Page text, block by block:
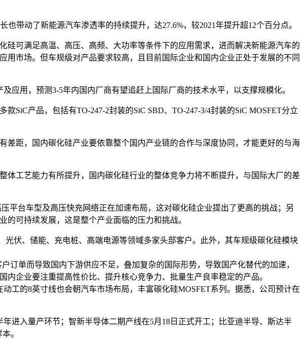
带动了新能源汽车渗透率的持续提升，达27.6%，较2021年提升超12个百分点。
可满足高温、高压、高频、大功率等条件下的应用需求，进而解决新能源汽车的
市场。但车规级对产品要求较高，且目前国际企业和国内企业正处于发展的不同
应用，预测3-5年内国内厂商有望追赶上国际厂商的技术水平，以支撑规模化。
SiC产品，包括有TO-247-2封装的SiC SBD、TO-247-3/4封装的SiC MOSFET分立
距，国内碳化硅产业要依靠整个国内产业链的合作与深度协同，才能更好的与海
工艺能力有所提升，国内碳化硅行业的整体竞争力将不断提升，与国际大厂的差
平台车型及高压快充网络正在加速布局，这对碳化硅企业提出了更高的挑战；另
可持续发展，这是整个产业面临的压力和挑战。
伏、储能、充电桩、高端电源等领域多家头部客户。此外，其车规级碳化硅模块
订单而导致国内下游供应不足，叠加复杂的国际形势，导致国产化替代的加速，
企业要注重提高性价比、提升核心竞争力、批量生产良率稳定的产品。
工的8英寸线也会朝汽车市场布局，丰富碳化硅MOSFET系列。据悉，公司预计在
进入量产环节；智新半导体二期产线在5月18日正式开工；比亚迪半导、斯达半
。